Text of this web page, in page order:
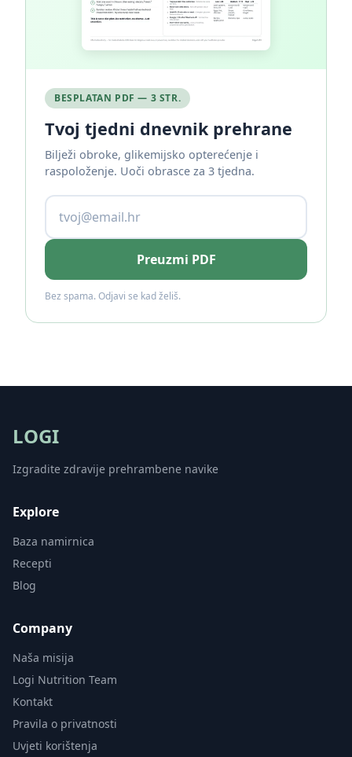
BESPLATAN PDF — 3 STR.
Tvoj tjedni dnevnik prehrane
Bilježi obroke, glikemijsko opterećenje i
raspoloženje. Uoči obrasce za 3 tjedna.
Preuzmi PDF
Bez spama. Odjavi se kad želiš.
LOGI
Izgradite zdravije prehrambene navike
Explore
Baza namirnica
Recepti
Blog
Company
Naša misija
Logi Nutrition Team
Kontakt
Pravila o privatnosti
Uvjeti korištenja